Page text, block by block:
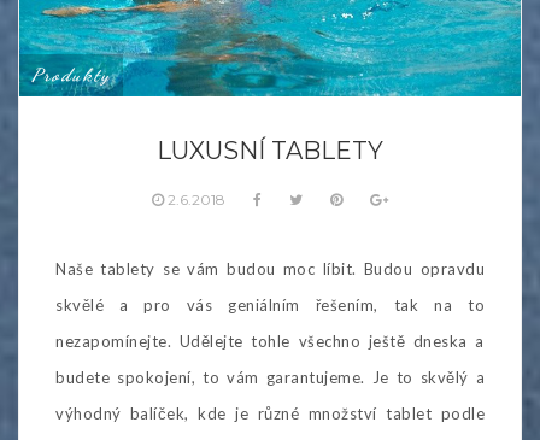
Produkty
LUXUSNÍ TABLETY
2.6.2018
Naše tablety se vám budou moc líbit. Budou opravdu
skvělé a pro vás geniálním řešením, tak na to
nezapomínejte. Udělejte tohle všechno ještě dneska a
budete spokojení, to vám garantujeme. Je to skvělý a
výhodný balíček, kde je různé množství tablet podle